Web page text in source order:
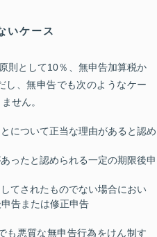
いケース
則として10％、無申告加算税か
し、無申告でも次のようなケー
せん。
について正当な理由があると認め
ったと認められる一定の期限後申
てされたものでない場合におい
告または修正申告
も悪質な無申告行為をけん制す